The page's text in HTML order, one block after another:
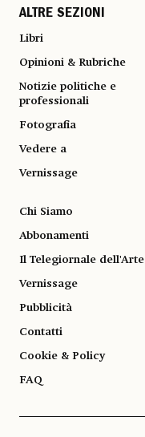
ALTRE SEZIONI
Libri
Opinioni & Rubriche
Notizie politiche e
professionali
Fotografia
Vedere a
Vernissage
Chi Siamo
Abbonamenti
Il Telegiornale dell'Arte
Vernissage
Pubblicità
Contatti
Cookie & Policy
FAQ